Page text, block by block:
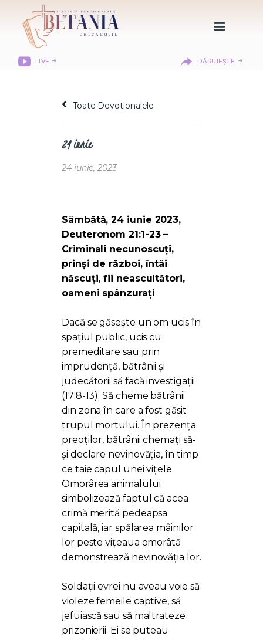
LIVE DĂRUIEȘTE
DESPRE NOI
CITIREA BIBLIEI
MISIUNEA BETANIA
LOGIN MEMBER
PORTAL
Toate Devotionalele
24 iunie
24 iunie, 2023
Sâmbătă, 24 iunie 2023,
Deuteronom 21:1-23 –
Criminali necunoscuți,
prinși de război, întâi
născuți, fii neascultători,
oameni spânzurați
Dacă se găsește un om ucis în
spațiul public, ucis cu
premeditare sau prin
imprudență, bătrânii și
judecătorii să facă investigații
(17:8-13). Să cheme bătrânii
din zona în care a fost găsit
trupul mortului. În prezența
preoților, bătrânii chemați să-
și declare nevinovăția, în timp
ce taie capul unei vițele.
Omorârea animalului
simbolizează faptul că acea
crimă merită pedeapsa
capitală, iar spălarea mâinilor
lor peste vițeaua omorâtă
demonstrează nevinovăția lor.
Soldații evrei nu aveau voie să
violeze femeile captive, să
jefuiască sau să maltrateze
prizonierii. Ei se puteau